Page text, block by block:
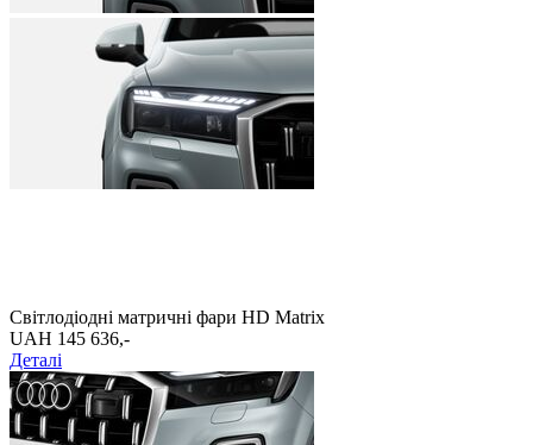
Світлодіодні матричні фари HD Matrix
UAH 145 636,-‍
Деталі